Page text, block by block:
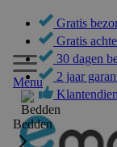
Gratis
Gratis
30 dagen
2 jaar
Menu
Bedden